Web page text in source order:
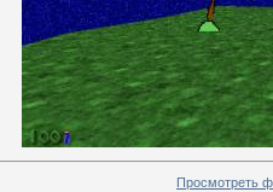
Просмотреть